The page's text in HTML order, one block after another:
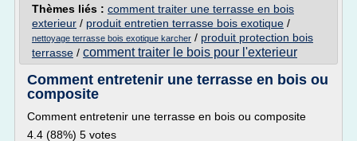
Thèmes liés : comment traiter une terrasse en bois
exterieur / produit entretien terrasse bois exotique /
nettoyage terrasse bois exotique karcher / produit protection bois
terrasse / comment traiter le bois pour l'exterieur
Comment entretenir une terrasse en bois ou
composite
Comment entretenir une terrasse en bois ou composite
4.4 (88%) 5 votes